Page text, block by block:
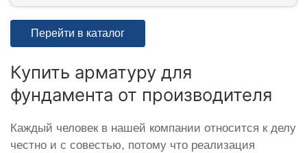
Перейти в каталог
Купить арматуру для
фундамента от производителя
Каждый человек в нашей компании относится к делу
честно и с совестью, потому что реализация